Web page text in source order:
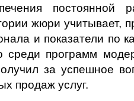
постоянной
жюри учитывает,
и показатели по
среди программ
за успешное
продаж услуг.